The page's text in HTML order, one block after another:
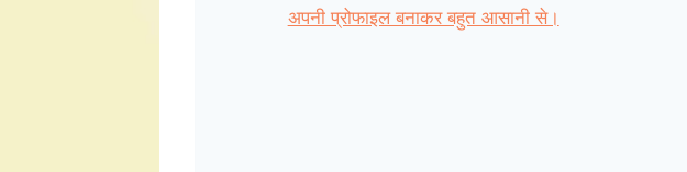
अपनी प्रोफाइल बनाकर बहुत आसानी से।